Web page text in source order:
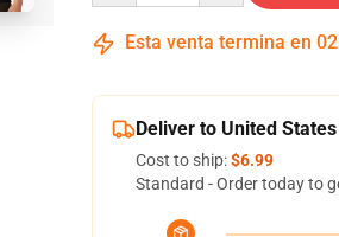
Esta venta termina en 02
Deliver to United States
Cost to ship:$6.99
Standard - Order today to